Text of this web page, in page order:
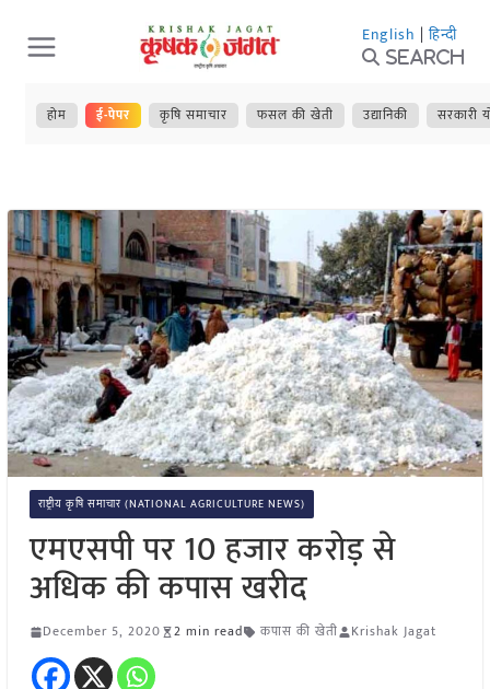
Skip
to
content
English | हिन्दी
Search
होम ई-पेपर कृषि समाचार फसल की खेती उद्यानिकी सरकारी
राष्ट्रीय कृषि समाचार (NATIONAL AGRICULTURE NEWS)
एमएसपी पर 10 हजार करोड़ से
अधिक की कपास खरीद
December 5, 2020 2 min read कपास की खेती Krishak Jagat